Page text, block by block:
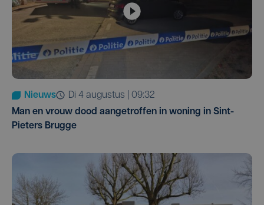
Nieuws
di 4 augustus | 09:32
Man en vrouw dood aangetroffen in woning in Sint-
Pieters Brugge